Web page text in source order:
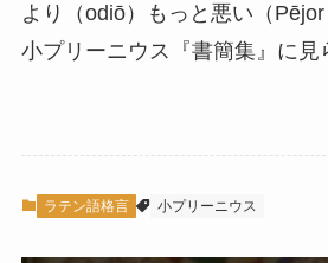
より（odiō）もっと悪い（Pējor
小プリーニウス『書簡集』に見
ラテン語格言 小プリーニウス